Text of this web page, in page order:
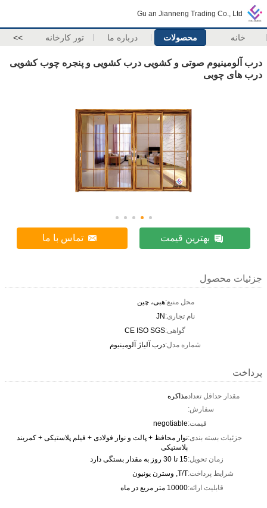
Gu an Jianneng Trading Co., Ltd
خانه محصولات درباره ما تور کارخانه >>
درب آلومینیوم صوتی و کشویی درب کشویی و پنجره چوب کشویی
درب های چوبی
بهترین قیمت تماس با ما
جزئیات محصول
محل منبع:هبی، چین
نام تجاری:JN
گواهی:CE ISO SGS
شماره مدل:درب آلیاژ آلومینیوم
پرداخت
مقدار حداقل تعداد
سفارش:
مذاکره
قیمت:negotiable
جزئیات بسته بندی:نوار محافظ + پالت و نوار فولادی + فیلم پلاستیکی + کمربند
پلاستیکی
زمان تحویل:15 تا 30 روز به مقدار بستگی دارد
شرایط پرداخت:T/T, وسترن یونیون
قابلیت ارائه:10000 متر مربع در ماه